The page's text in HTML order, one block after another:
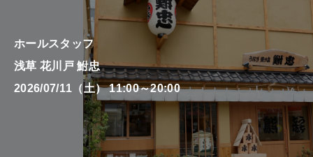
ホールスタッフ
浅草 花川戸 鮒忠
2026/07/11（土） 11:00～20:00